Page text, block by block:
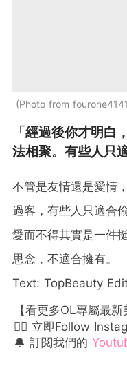
Photo from
「經過後你才明白
法相聚。有些人只
不管是友情還是愛情
過客，有些人只適合
愛而不得其實是一件
思念，不適合擁有。
Text: TopBeauty
【看更多OL專屬最新
👉🏻 立即Follow
🔔 訂閱我們的